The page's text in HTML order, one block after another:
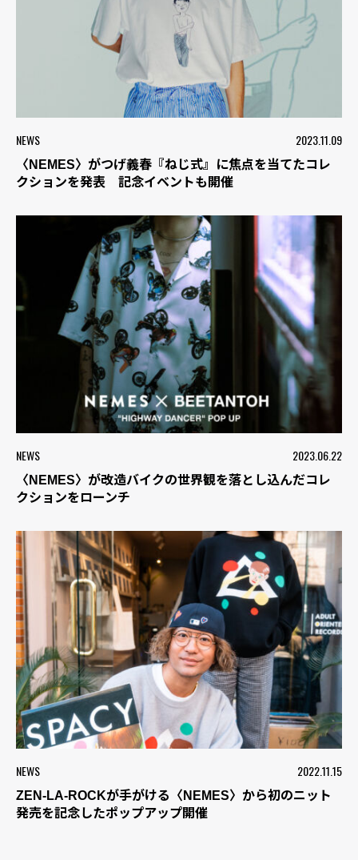
NEWS 2023.11.09
〈NEMES〉がつげ義春『ねじ式』に焦点を当てたコレ
クションを発表 記念イベントも開催
NEWS 2023.06.22
〈NEMES〉が改造バイクの世界観を落とし込んだコレ
クションをローンチ
NEWS 2022.11.15
ZEN-LA-ROCKが手がける〈NEMES〉から初のニット
発売を記念したポップアップ開催